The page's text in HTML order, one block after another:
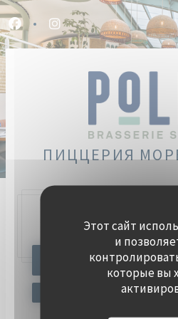
Панель управления cookies
Этот сайт
и
которые вы
Facebook ((открывается в
Instagram
ПИЦЦЕРИЯ
47, Quai Charles Pasqua,